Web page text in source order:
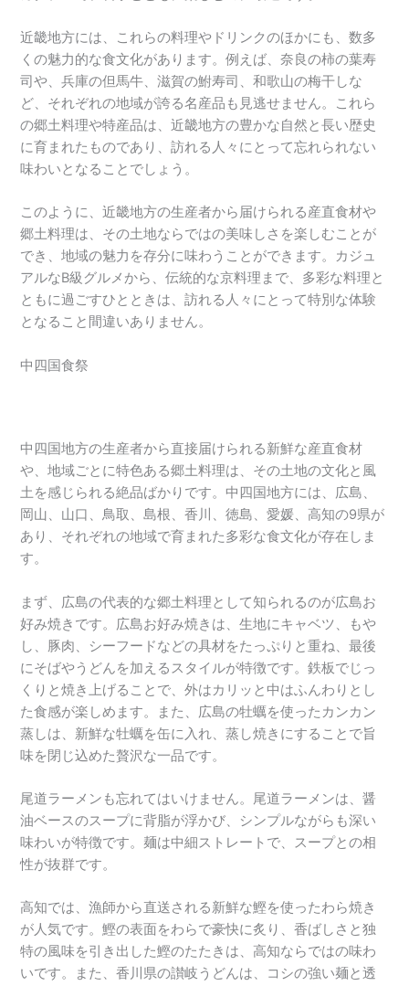
近畿地方には、これらの料理やドリンクのほかにも、数多
くの魅力的な食文化があります。例えば、奈良の柿の葉寿
司や、兵庫の但馬牛、滋賀の鮒寿司、和歌山の梅干しな
ど、それぞれの地域が誇る名産品も見逃せません。これら
の郷土料理や特産品は、近畿地方の豊かな自然と長い歴史
に育まれたものであり、訪れる人々にとって忘れられない
味わいとなることでしょう。
このように、近畿地方の生産者から届けられる産直食材や
郷土料理は、その土地ならではの美味しさを楽しむことが
でき、地域の魅力を存分に味わうことができます。カジュ
アルなB級グルメから、伝統的な京料理まで、多彩な料理と
ともに過ごすひとときは、訪れる人々にとって特別な体験
となること間違いありません。
中四国食祭
中四国地方の生産者から直接届けられる新鮮な産直食材
や、地域ごとに特色ある郷土料理は、その土地の文化と風
土を感じられる絶品ばかりです。中四国地方には、広島、
岡山、山口、鳥取、島根、香川、徳島、愛媛、高知の9県が
あり、それぞれの地域で育まれた多彩な食文化が存在しま
す。
まず、広島の代表的な郷土料理として知られるのが広島お
好み焼きです。広島お好み焼きは、生地にキャベツ、もや
し、豚肉、シーフードなどの具材をたっぷりと重ね、最後
にそばやうどんを加えるスタイルが特徴です。鉄板でじっ
くりと焼き上げることで、外はカリッと中はふんわりとし
た食感が楽しめます。また、広島の牡蠣を使ったカンカン
蒸しは、新鮮な牡蠣を缶に入れ、蒸し焼きにすることで旨
味を閉じ込めた贅沢な一品です。
尾道ラーメンも忘れてはいけません。尾道ラーメンは、醤
油ベースのスープに背脂が浮かび、シンプルながらも深い
味わいが特徴です。麺は中細ストレートで、スープとの相
性が抜群です。
高知では、漁師から直送される新鮮な鰹を使ったわら焼き
が人気です。鰹の表面をわらで豪快に炙り、香ばしさと独
特の風味を引き出した鰹のたたきは、高知ならではの味わ
いです。また、香川県の讃岐うどんは、コシの強い麺と透